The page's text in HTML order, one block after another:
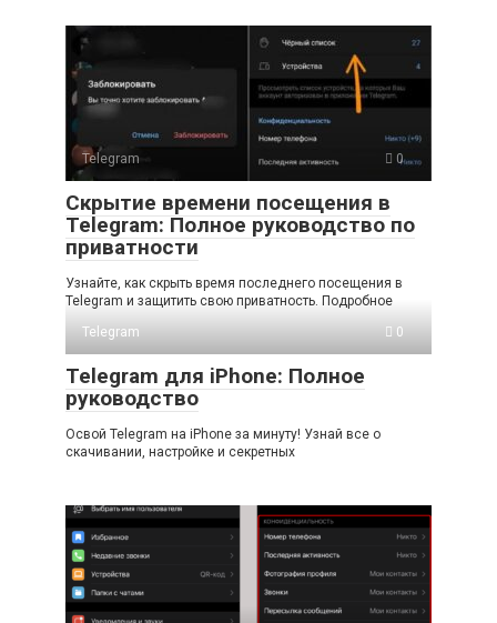
Telegram 0
Скрытие времени посещения в
Telegram: Полное руководство по
приватности
Узнайте, как скрыть время последнего посещения в
Telegram и защитить свою приватность. Подробное
Telegram
0
Telegram для iPhone: Полное
руководство
Освой Telegram на iPhone за минуту! Узнай все о
скачивании, настройке и секретных